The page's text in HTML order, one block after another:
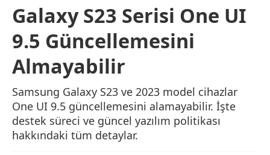
Galaxy S23 Serisi One UI
9.5 Güncellemesini
Almayabilir
Samsung Galaxy S23 ve 2023 model cihazlar
One UI 9.5 güncellemesini alamayabilir. İşte
destek süreci ve güncel yazılım politikası
hakkındaki tüm detaylar.